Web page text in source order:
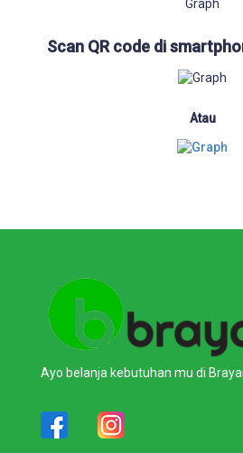
Scan QR code di
Atau
Ayo belanja kebutuhan mu di